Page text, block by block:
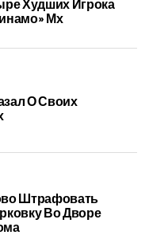
Худших Игрока
Мх
О Своих
Штрафовать
Во Дворе